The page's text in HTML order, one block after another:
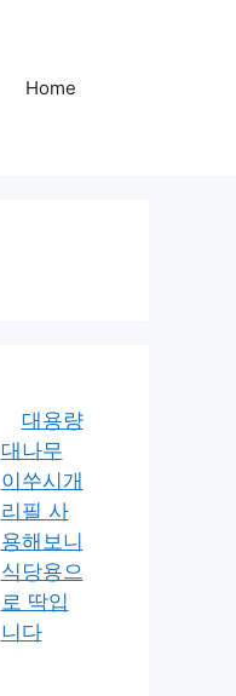
Home
대용량
대나무
이쑤시개
리필 사
용해보니
식당용으
로 딱입
니다